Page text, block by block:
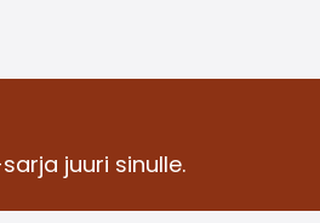
juuri sinulle.